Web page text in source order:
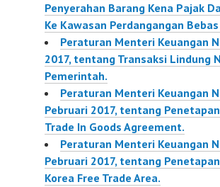
Penyerahan Barang Kena Pajak
Ke Kawasan Perdangangan
Peraturan Menteri Keuangan
2017, tentang Transaksi Lindung
Pemerintah.
Peraturan Menteri Keuangan
Pebruari 2017, tentang
Trade In Goods Agreement.
Peraturan Menteri Keuangan
Pebruari 2017, tentang
Korea Free Trade Area.